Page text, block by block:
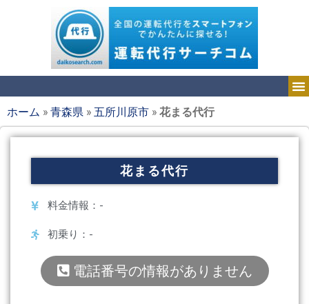
ホーム »青森県 » 五所川原市 »花まる代行
花まる代行
料金情報：-
初乗り：-
電話番号の情報がありません